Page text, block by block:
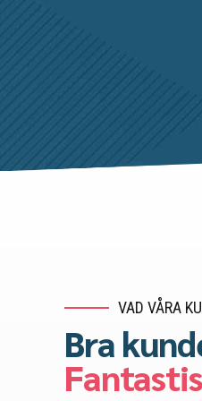
VAD VÅRA
Bra